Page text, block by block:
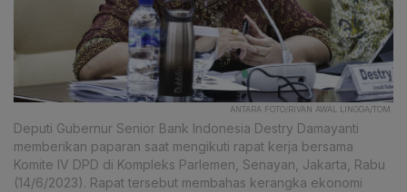
ANTARA FOTO/RIVAN AWAL LINGGA/TOM.
Deputi Gubernur Senior Bank Indonesia Destry Damayanti
memberikan paparan saat mengikuti rapat kerja bersama
Komite IV DPD di Kompleks Parlemen, Senayan, Jakarta, Rabu
(14/6/2023). Rapat tersebut membahas kerangka ekonomi